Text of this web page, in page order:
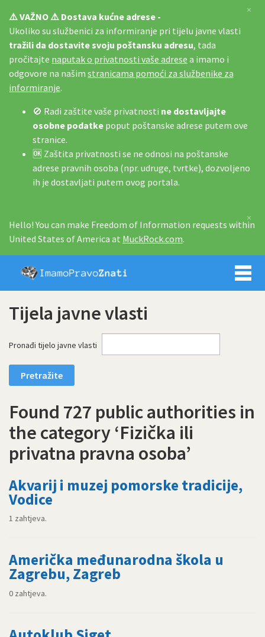
⚠️ VAŽNO ⚠️ Dostava kućne adrese -
Ukoliko su službenici za informiranje pri tijelu javne vlasti
tražili da dostavite svoju poštansku adresu, tada
pročitajte naputak o privatnosti vaše adrese a imamo i
odgovore na našim stranicama pomoći za službenike za
informiranje.
🚫 Radi zaštite vaše privatnosti ne dostavljajte
osobne podatke poput poštanske adrese putem ove
stranice.
🆗 Zaštita privatnosti se ne odnosi na poštanske
adrese pravnih osoba (npr. udruge, tvrtke), dozvoljeno
ih je dostavljati putem ovog portala.
×
Hello! You can make Freedom of Information requests within
United States of America at MuckRock.com.
×
Imamo
Tijela javne vlasti
Pronađi tijelo javne vlasti
Found 727 public authorities in
the category ‘Fizička ili
privatna pravna osoba’
Akvarij i muzej pomorske tradicije,
Vodice
1 zahtjeva.
Američka međunarodna škola u
Zagrebu, Zagreb
0 zahtjeva.